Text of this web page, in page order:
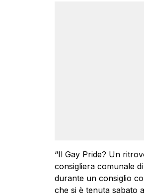
“Il Gay Pride? Un
consigliera comunale di
durante un consiglio
che si è tenuta sabato